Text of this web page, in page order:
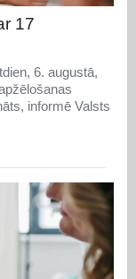
17
6. augustā,
informē Valsts